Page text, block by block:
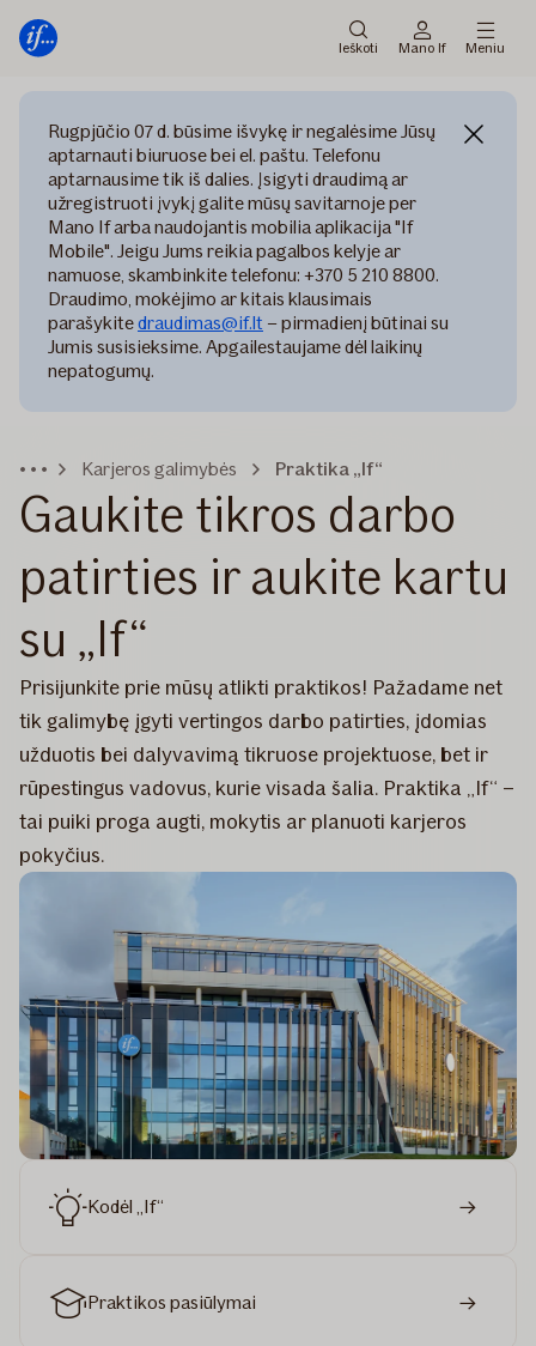
meniu
prie
Ieškoti Mano If Meniu
Rugpjūčio 07 d. būsime išvykę ir negalėsime Jūsų
aptarnauti biuruose bei el. paštu. Telefonu
aptarnausime tik iš dalies. Įsigyti draudimą ar
užregistruoti įvykį galite mūsų savitarnoje per
Mano If arba naudojantis mobilia aplikacija "If
Mobile". Jeigu Jums reikia pagalbos kelyje ar
namuose, skambinkite telefonu: +370 5 210 8800.
Draudimo, mokėjimo ar kitais klausimais
parašykitedraudimas@if.lt – pirmadienį būtinai su
Jumis susisieksime. Apgailestaujame dėl laikinų
nepatogumų.
Karjeros galimybės Praktika „If“
Gaukite tikros darbo
patirties ir aukite kartu
su „If“
Prisijunkite prie mūsų atlikti praktikos! Pažadame net
tik galimybę įgyti vertingos darbo patirties, įdomias
užduotis bei dalyvavimą tikruose projektuose, bet ir
rūpestingus vadovus, kurie visada šalia. Praktika „If“ –
tai puiki proga augti, mokytis ar planuoti karjeros
pokyčius.
Kodėl „If“
Praktikos pasiūlymai